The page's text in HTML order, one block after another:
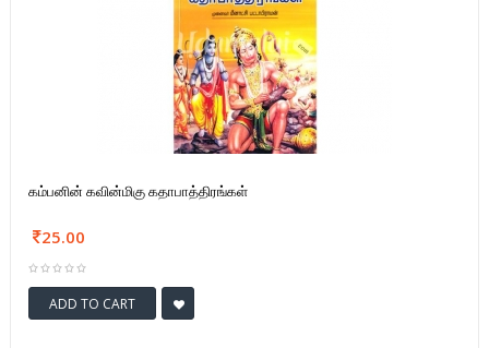
கம்பனின் கவின்மிகு கதாபாத்திரங்கள்
25.00
ADD TO CART